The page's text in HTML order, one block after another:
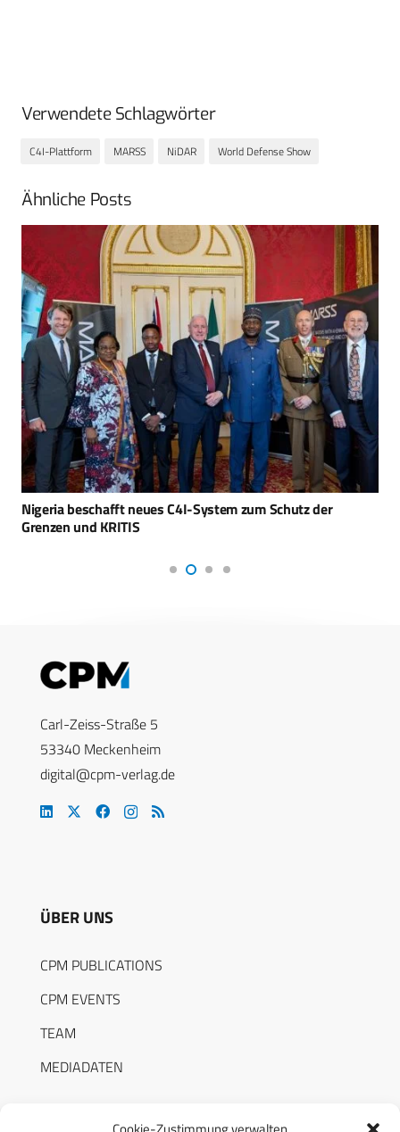
Verwendete Schlagwörter
C4I-Plattform MARSS NiDAR World Defense Show
Ähnliche Posts
Nigeria beschafft neues C4I-System zum Schutz der
Grenzen und KRITIS
Carl-Zeiss-Straße 5
53340 Meckenheim
digital@cpm-verlag.de
ÜBER UNS
CPM PUBLICATIONS
CPM EVENTS
TEAM
MEDIADATEN